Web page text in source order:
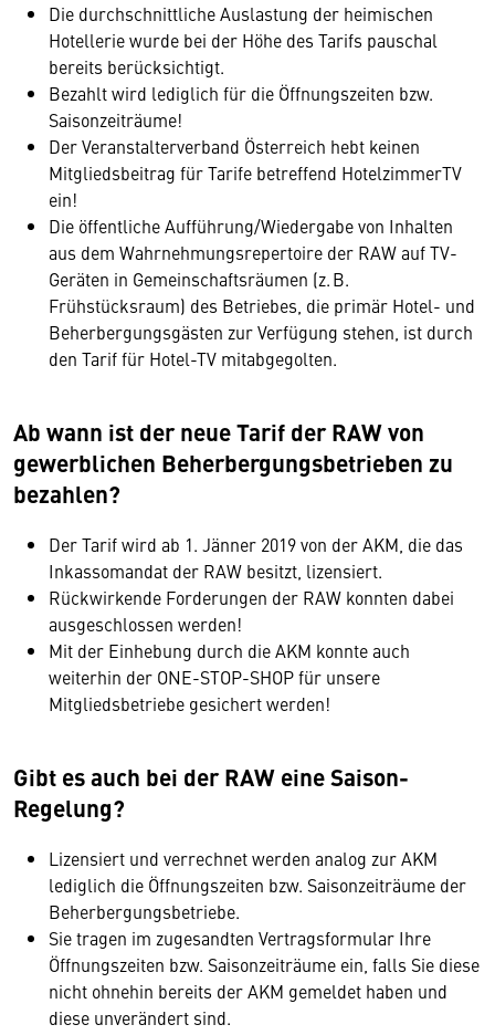
Die durchschnittliche Auslastung der heimischen
Hotellerie wurde bei der Höhe des Tarifs pauschal
bereits berücksichtigt.
Bezahlt wird lediglich für die Öffnungszeiten bzw.
Saisonzeiträume!
Der Veranstalterverband Österreich hebt keinen
Mitgliedsbeitrag für Tarife betreffend HotelzimmerTV
ein!
Die öffentliche Aufführung/Wiedergabe von Inhalten
aus dem Wahrnehmungsrepertoire der RAW auf TV-
Geräten in Gemeinschaftsräumen (z. B.
Frühstücksraum) des Betriebes, die primär Hotel- und
Beherbergungsgästen zur Verfügung stehen, ist durch
den Tarif für Hotel-TV mitabgegolten.
Ab wann ist der neue Tarif der RAW von
gewerblichen Beherbergungsbetrieben zu
bezahlen?
Der Tarif wird ab 1. Jänner 2019 von der AKM, die das
Inkassomandat der RAW besitzt, lizensiert.
Rückwirkende Forderungen der RAW konnten dabei
ausgeschlossen werden!
Mit der Einhebung durch die AKM konnte auch
weiterhin der ONE-STOP-SHOP für unsere
Mitgliedsbetriebe gesichert werden!
Gibt es auch bei der RAW eine Saison-
Regelung?
Lizensiert und verrechnet werden analog zur AKM
lediglich die Öffnungszeiten bzw. Saisonzeiträume der
Beherbergungsbetriebe.
Sie tragen im zugesandten Vertragsformular Ihre
Öffnungszeiten bzw. Saisonzeiträume ein, falls Sie diese
nicht ohnehin bereits der AKM gemeldet haben und
diese unverändert sind.